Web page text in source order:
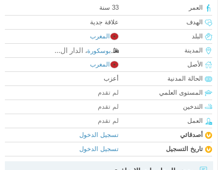
العمر
33 سنة
الهدف
علاقة جدية
البلد
المغرب
المدينة
بوسكورة، الدار ال...
الأصل
المغرب
الحالة المدنية
أعزب
المستوى العلمي
لم تقدم
التدخين
لم تقدم
العمل
لم تقدم
أصدقائي
تسجيل الدخول
تاريخ التسجيل
تسجيل الدخول